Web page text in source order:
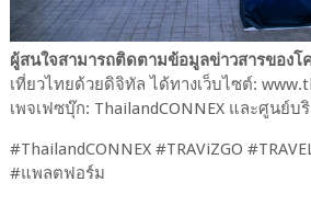
ผู้สนใจสามารถติดตามข้อมูลข่าวสารของโค
เที่ยวไทยด้วยดิจิทัล ได้ทางเว็บไซต์:
เพจเฟซบุ๊ก: ThailandCONNEX และศูนย์บ
#ThailandCONNEX #TRAViZGO
#แพลตฟอร์ม